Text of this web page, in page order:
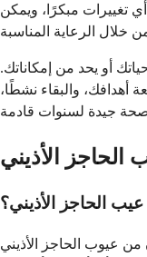
تغييرات مبكرًا، ويمكن
أو يحد من إمكاناتك.
أهدافك، والبقاء نشطًا،
الحاجز الأذيني
الحاجز الأذيني؟
عيوب الحاجز الأذيني